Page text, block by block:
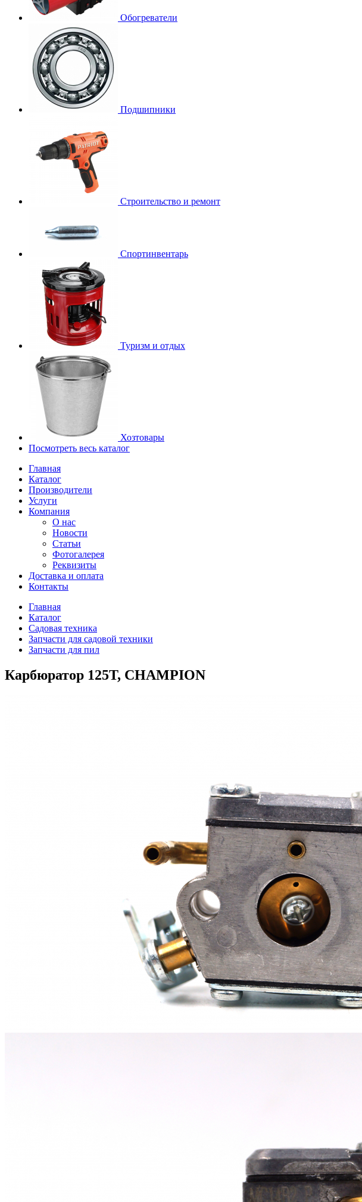
Обогреватели
Подшипники
Строительство и ремонт
Спортинвентарь
Туризм и отдых
Хозтовары
Посмотреть весь каталог
Главная
Каталог
Производители
Услуги
Компания
О нас
Новости
Статьи
Фотогалерея
Реквизиты
Доставка и оплата
Контакты
Главная
Каталог
Садовая техника
Запчасти для садовой техники
Запчасти для пил
Карбюратор 125Т, CHAMPION